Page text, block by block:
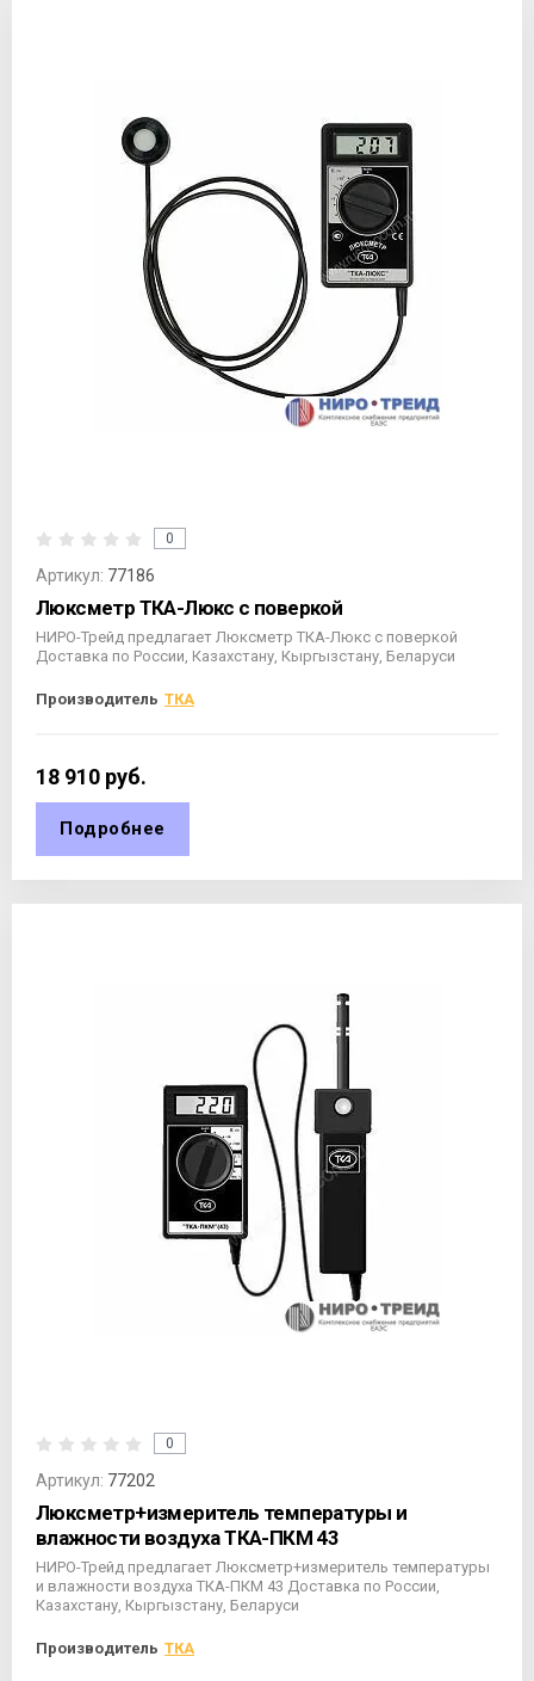
0
Артикул: 77186
Люксметр ТКА-Люкс с поверкой
НИРО-Трейд предлагает Люксметр ТКА-Люкс с поверкой
Доставка по России, Казахстану, Кыргызстану, Беларуси
Производитель ТКА
18 910 руб.
Подробнее
0
Артикул: 77202
Люксметр+измеритель температуры и
влажности воздуха ТКА-ПКМ 43
НИРО-Трейд предлагает Люксметр+измеритель температуры
и влажности воздуха ТКА-ПКМ 43 Доставка по России,
Казахстану, Кыргызстану, Беларуси
Производитель ТКА